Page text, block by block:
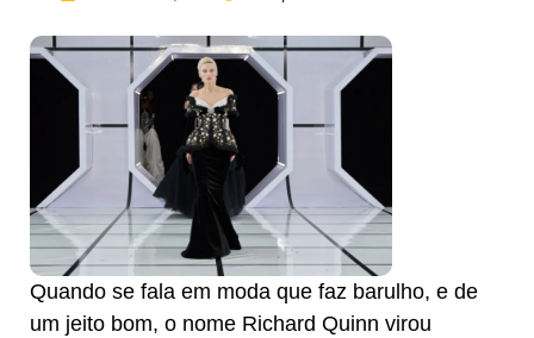
Quando se fala em moda que faz barulho, e de
um jeito bom, o nome Richard Quinn virou